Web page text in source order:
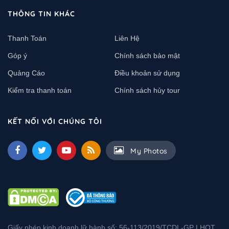
THÔNG TIN KHÁC
Thanh Toán Liên Hệ
Góp ý Chính sách bảo mật
Quảng Cáo Điều khoản sử dụng
Kiểm tra thanh toán Chính sách hủy tour
KẾT NỐI VỚI CHÚNG TÔI
My Photos